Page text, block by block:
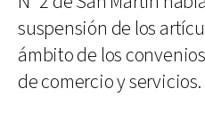
suspensión de los
ámbito de los
de comercio y servicios.